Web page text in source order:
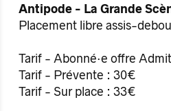
Antipode - La Grande
Placement libre assis-
Tarif - Abonné·e offre
Tarif - Prévente : 30€
Tarif - Sur place : 33€